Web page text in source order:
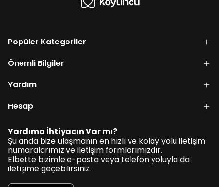
Popüler Kategoriler
Önemli Bilgiler
Yardım
Hesap
Yardıma İhtiyacın Var mı?
Şu anda bize ulaşmanın en hızlı ve kolay yolu iletişim
numaralarımız ve iletişim formlarımızdır.
Elbette bizimle e-posta veya telefon yoluyla da
iletişime geçebilirsiniz.